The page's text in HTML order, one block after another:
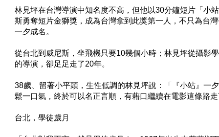
林見坪在台灣導演中知名度不高，但他以30分鐘短片「小
斯勇奪短片金獅獎，成為台灣拿到此獎第一人，不只為台
一夕成名。
從台北到威尼斯，坐飛機只要10幾個小時；林見坪從攝影
的導演，卻足足走了20年。
38歲、留著小平頭，生性低調的林見坪說：「『小站』一
鬆一口氣，終於可以名正言順，有藉口繼續在電影這條路
台北，學徒歲月